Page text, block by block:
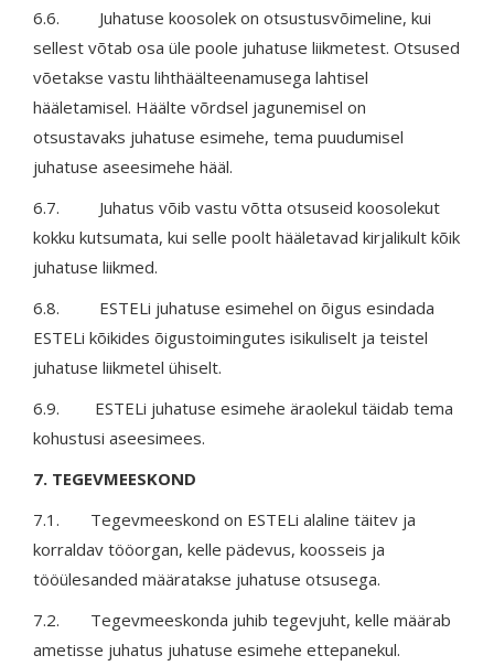
6.6. Juhatuse koosolek on otsustusvõimeline, kui
sellest võtab osa üle poole juhatuse liikmetest. Otsused
võetakse vastu lihthäälteenamusega lahtisel
hääletamisel. Häälte võrdsel jagunemisel on
otsustavaks juhatuse esimehe, tema puudumisel
juhatuse aseesimehe hääl.
6.7. Juhatus võib vastu võtta otsuseid koosolekut
kokku kutsumata, kui selle poolt hääletavad kirjalikult kõik
juhatuse liikmed.
6.8. ESTELi juhatuse esimehel on õigus esindada
ESTELi kõikides õigustoimingutes isikuliselt ja teistel
juhatuse liikmetel ühiselt.
6.9. ESTELi juhatuse esimehe äraolekul täidab tema
kohustusi aseesimees.
7. TEGEVMEESKOND
7.1. Tegevmeeskond on ESTELi alaline täitev ja
korraldav tööorgan, kelle pädevus, koosseis ja
tööülesanded määratakse juhatuse otsusega.
7.2. Tegevmeeskonda juhib tegevjuht, kelle määrab
ametisse juhatus juhatuse esimehe ettepanekul.